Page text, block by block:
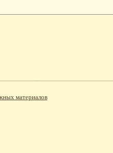
материалов